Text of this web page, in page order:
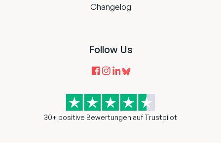
Changelog
Follow Us
30+ positive Bewertungen auf Trustpilot